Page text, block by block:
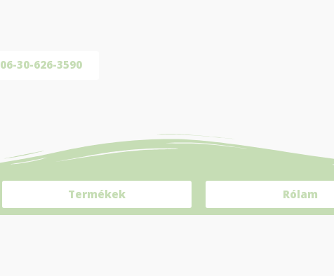
06-30-626-3590
Termékek Rólam